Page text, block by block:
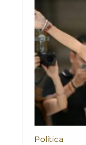
Política